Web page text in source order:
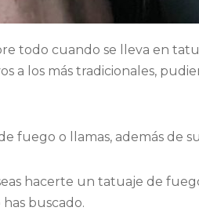
todo cuando se lleva en
a los más tradicionales,
fuego o llamas, además de
hacerte un tatuaje de
buscado.